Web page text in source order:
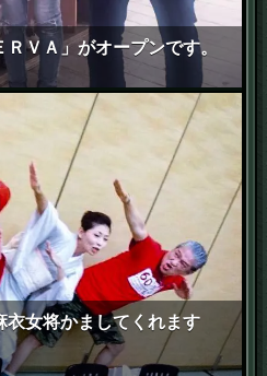
ＶＡ」がオープンです。
衣女将かましてくれます